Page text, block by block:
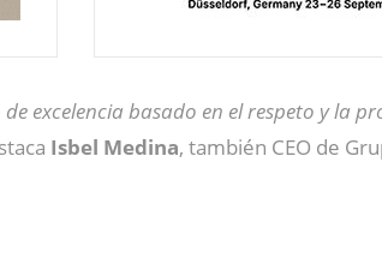
excelencia basado en el respeto y
Isbel Medina, también CEO de